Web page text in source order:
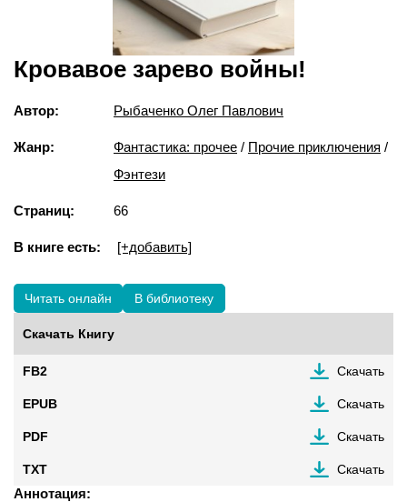
Кровавое зарево войны!
Автор: Рыбаченко Олег Павлович
Жанр: Фантастика: прочее / Прочие приключения /
Фэнтези
Страниц: 66
В книге есть: [+добавить]
Читать онлайн В библиотеку
Скачать Книгу
FB2 Скачать
EPUB Скачать
PDF Скачать
TXT Скачать
Аннотация: